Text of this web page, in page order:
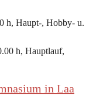
h, Haupt-, Hobby- u.
h, Hauptlauf,
in Laa